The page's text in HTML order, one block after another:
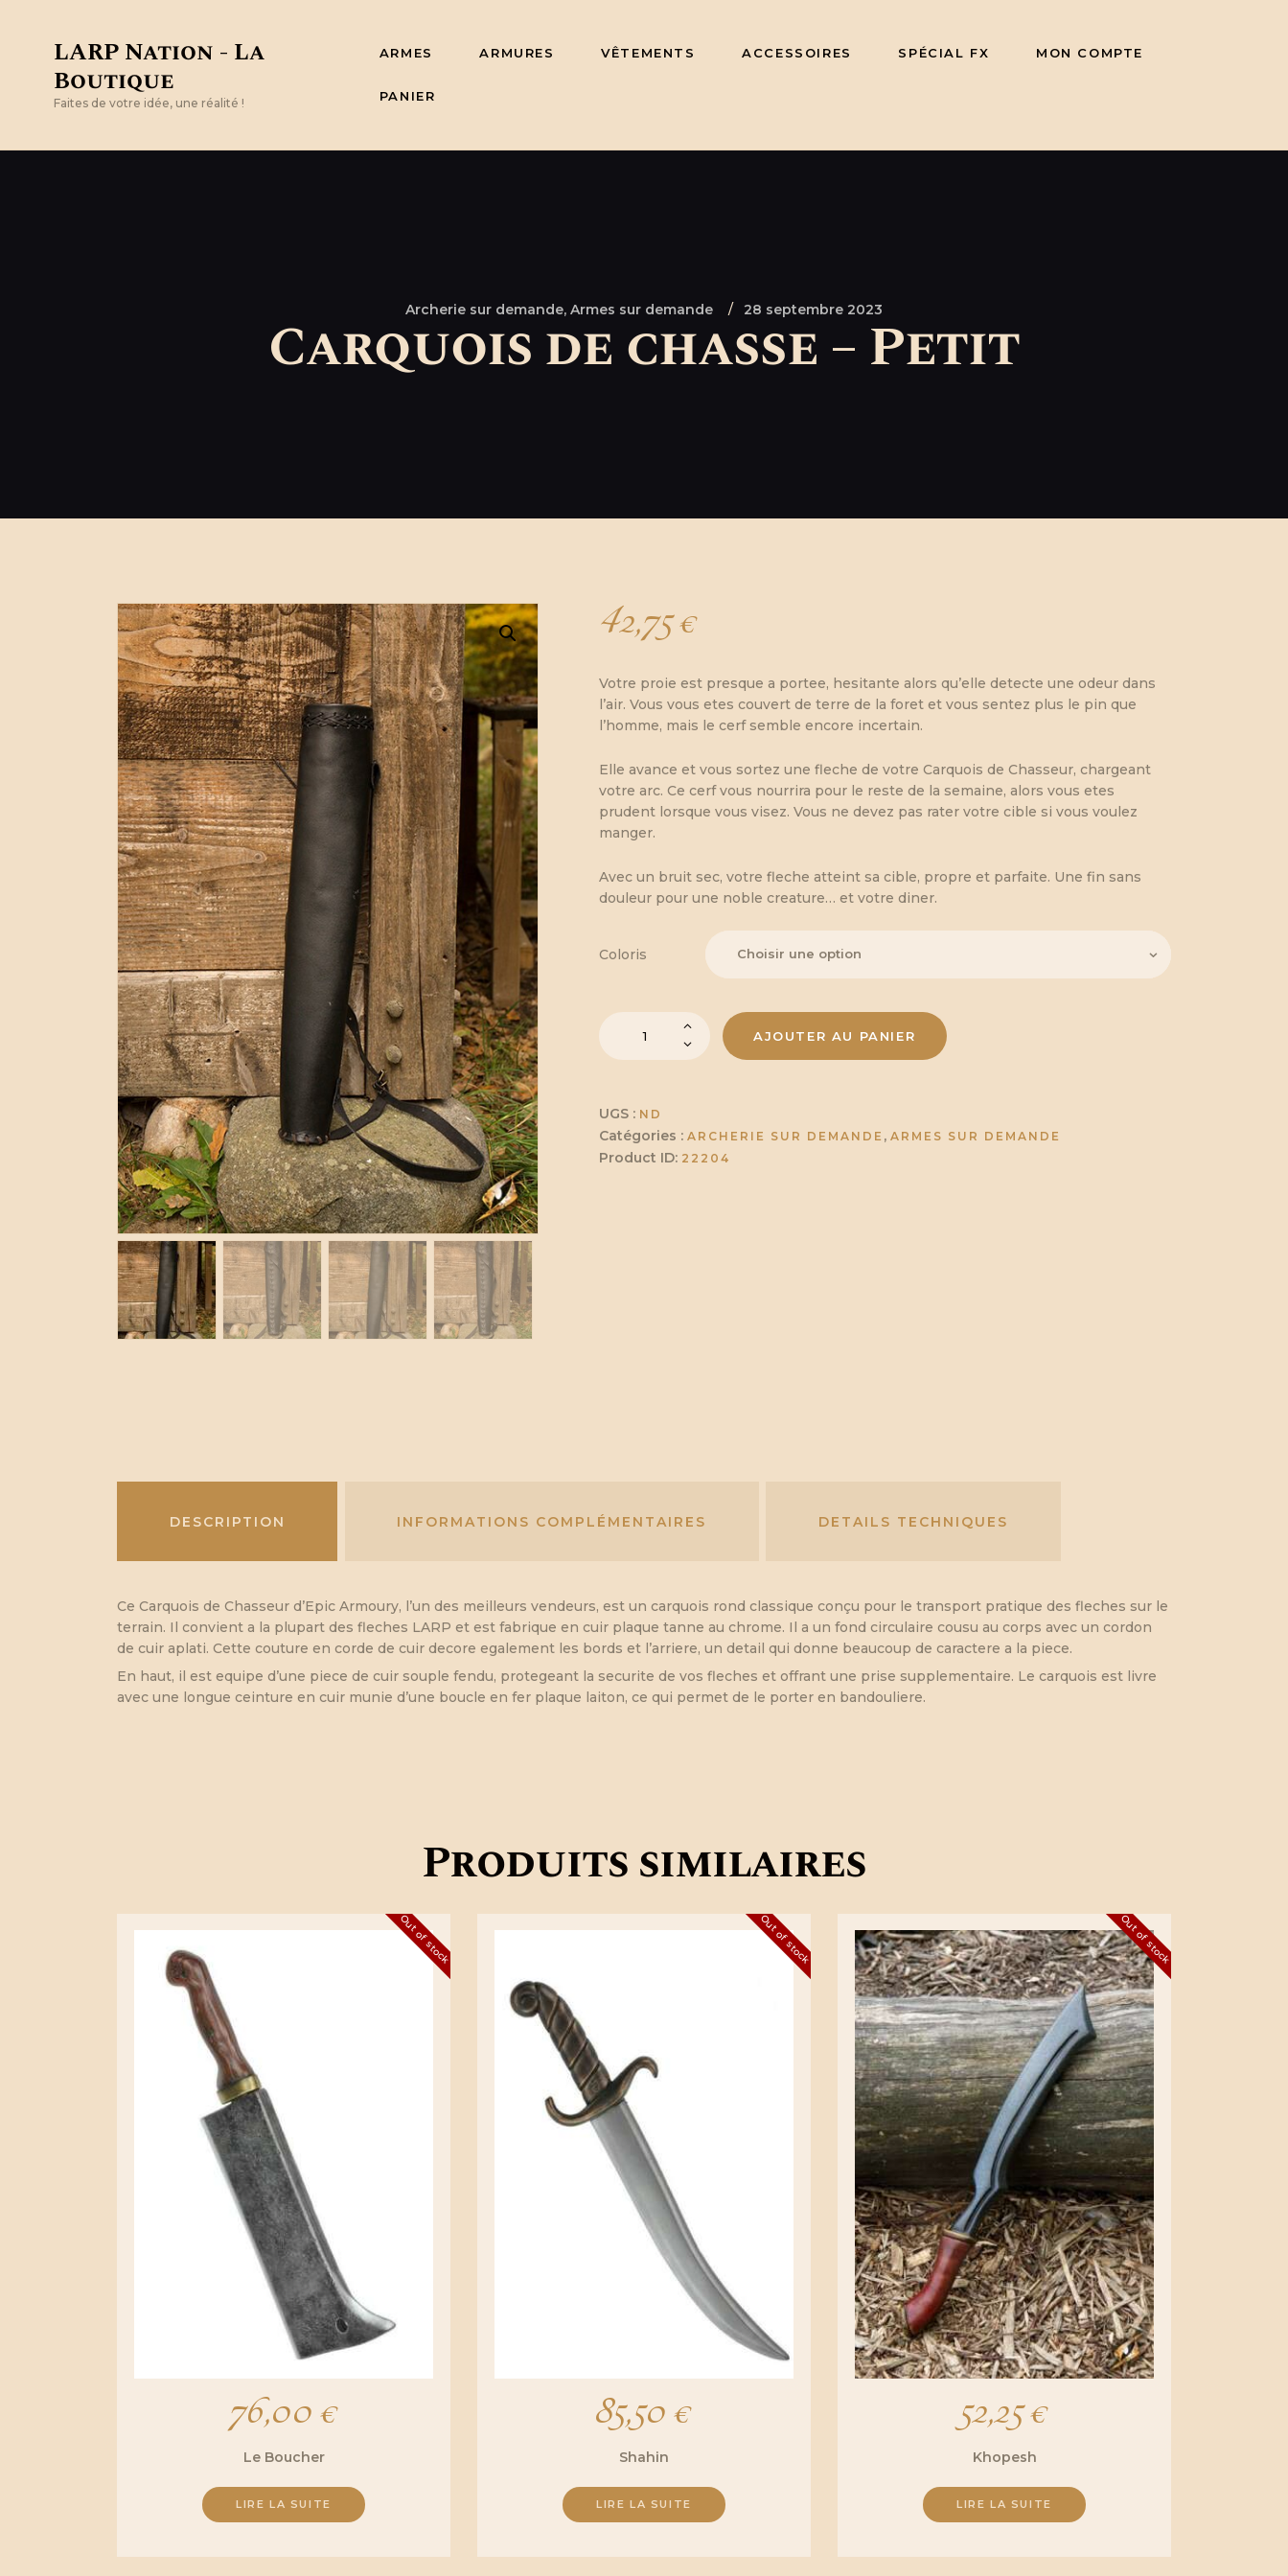
LARP Nation - La
Boutique
Faites de votre idée, une réalité !
ARMES ARMURES VÊTEMENTS ACCESSOIRES SPÉCIAL FX MON COMPTE
PANIER
Archerie sur demande,Armes sur demande 28 septembre 2023
Carquois de chasse – Petit
42,75€
Votre proie est presque a portee, hesitante alors qu’elle detecte une odeur dans
l’air. Vous vous etes couvert de terre de la foret et vous sentez plus le pin que
l’homme, mais le cerf semble encore incertain.
Elle avance et vous sortez une fleche de votre Carquois de Chasseur, chargeant
votre arc. Ce cerf vous nourrira pour le reste de la semaine, alors vous etes
prudent lorsque vous visez. Vous ne devez pas rater votre cible si vous voulez
manger.
Avec un bruit sec, votre fleche atteint sa cible, propre et parfaite. Une fin sans
douleur pour une noble creature… et votre diner.
Coloris
quantité
de
Carquois
chasse
-
Petit
AJOUTER AU PANIER
UGS : ND
Catégories : ARCHERIE SUR DEMANDE , ARMES SUR DEMANDE
Product ID: 22204
DESCRIPTION INFORMATIONS COMPLÉMENTAIRES DETAILS TECHNIQUES
Ce Carquois de Chasseur d’Epic Armoury, l’un des meilleurs vendeurs, est un carquois rond classique conçu pour le transport pratique des fleches sur le
terrain. Il convient a la plupart des fleches LARP et est fabrique en cuir plaque tanne au chrome. Il a un fond circulaire cousu au corps avec un cordon
de cuir aplati. Cette couture en corde de cuir decore egalement les bords et l’arriere, un detail qui donne beaucoup de caractere a la piece.
En haut, il est equipe d’une piece de cuir souple fendu, protegeant la securite de vos fleches et offrant une prise supplementaire. Le carquois est livre
avec une longue ceinture en cuir munie d’une boucle en fer plaque laiton, ce qui permet de le porter en bandouliere.
Produits similaires
Out of stock
76,00€
Le Boucher
LIRE LA SUITE
Out of stock
85,50€
Shahin
LIRE LA SUITE
Out of stock
52,25€
Khopesh
LIRE LA SUITE